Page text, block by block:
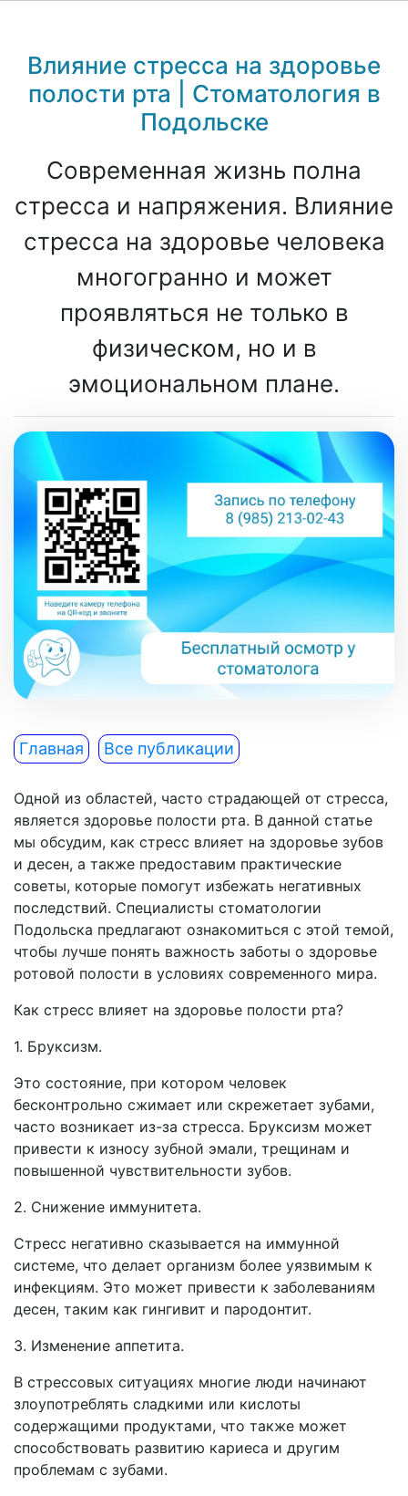
Влияние стресса на здоровье
полости рта | Стоматология в
Подольске
Современная жизнь полна
стресса и напряжения. Влияние
стресса на здоровье человека
многогранно и может
проявляться не только в
физическом, но и в
эмоциональном плане.
Главная Все публикации
Одной из областей, часто страдающей от стресса,
является здоровье полости рта. В данной статье
мы обсудим, как стресс влияет на здоровье зубов
и десен, а также предоставим практические
советы, которые помогут избежать негативных
последствий. Специалисты стоматологии
Подольска предлагают ознакомиться с этой темой,
чтобы лучше понять важность заботы о здоровье
ротовой полости в условиях современного мира.
Как стресс влияет на здоровье полости рта?
1. Бруксизм.
Это состояние, при котором человек
бесконтрольно сжимает или скрежетает зубами,
часто возникает из-за стресса. Бруксизм может
привести к износу зубной эмали, трещинам и
повышенной чувствительности зубов.
2. Снижение иммунитета.
Стресс негативно сказывается на иммунной
системе, что делает организм более уязвимым к
инфекциям. Это может привести к заболеваниям
десен, таким как гингивит и пародонтит.
3. Изменение аппетита.
В стрессовых ситуациях многие люди начинают
злоупотреблять сладкими или кислоты
содержащими продуктами, что также может
способствовать развитию кариеса и другим
проблемам с зубами.